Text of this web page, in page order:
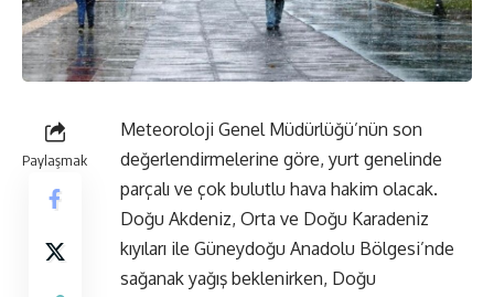
Paylaşmak
Meteoroloji Genel Müdürlüğü’nün son
değerlendirmelerine göre, yurt genelinde
parçalı ve çok bulutlu hava hakim olacak.
Doğu Akdeniz, Orta ve Doğu Karadeniz
kıyıları ile Güneydoğu Anadolu Bölgesi’nde
sağanak yağış beklenirken, Doğu